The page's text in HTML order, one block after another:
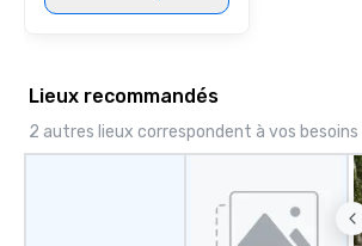
Lieux recommandés
2 autres lieux correspondent à vos besoins